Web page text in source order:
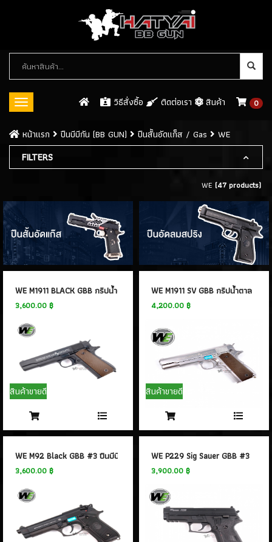
Toggle
วิธีสั่งซื้อ ติดต่อเรา สินค้า 0
หมวด
หมู่
สินค้า
ปืนบีบีกัน (BB GUN)
ปืนสั้นอัดแก็ส / GAS
- CYBERGUN
- ASG (8)
- WINGUN(14)
- GAMO(0)
- Tokyo marui
- Goldden Eagle
- Bell
- AW(31)
- Classic Gun(2)
- Keymore
- SRC
- EMG
- King arms(7)
- ACTION ARMY(4)
- UMAREX
- CHIAPPA RHINO
- Snow Wolf(0)
- RWA(2)
หน้าเเรก ปืนบีบีกัน (BB GUN) ปืนสั้นอัดแก็ส / Gas WE
FILTERS
WE (47 products)
WE M1911 BLACK GBB กริปน้ำตาล #3
3,600.00 ฿
สินค้าขายดี
WE M1911 SV GBB กริปน้ำตาล # 3
4,200.00 ฿
สินค้าขายดี
WE M92 Black GBB #3 ปืนบีบีกัน บาเรตต้า M92
3,600.00 ฿
WE P229 Sig Sauer GBB #3
3,900.00 ฿